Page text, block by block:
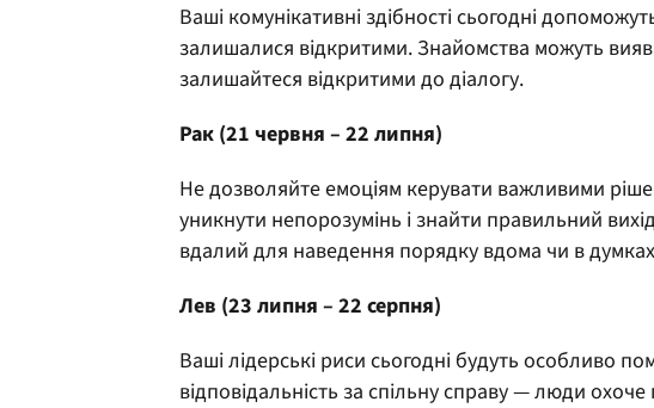
Ваші комунікативні здібності сьогодні
залишалися відкритими. Знайомства можуть
залишайтеся відкритими до діалогу.
Рак (21 червня – 22 липня)
Не дозволяйте емоціям керувати важливими
уникнути непорозумінь і знайти правильний
вдалий для наведення порядку вдома чи в
Лев (23 липня – 22 серпня)
Ваші лідерські риси сьогодні будуть особливо
відповідальність за спільну справу — люди